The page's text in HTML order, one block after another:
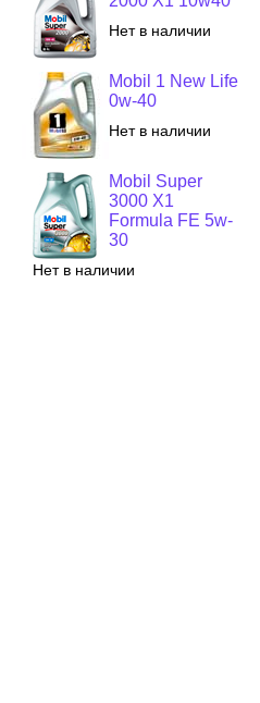
Нет в наличии
Mobil 1 New Life
0w-40
Нет в наличии
Mobil Super
3000 X1
Formula FE 5w-
30
Нет в наличии